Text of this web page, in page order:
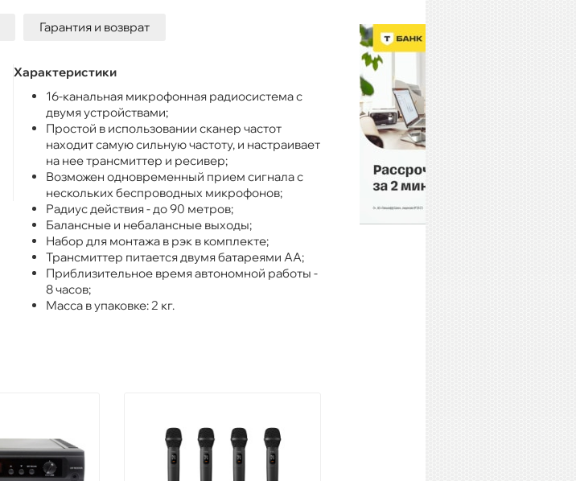
Гарантия и возврат
Характеристики
16-канальная микрофонная радиосистема с
двумя устройствами;
Простой в использовании сканер частот
находит самую сильную частоту, и настраивает
на нее трансмиттер и ресивер;
Возможен одновременный прием сигнала с
нескольких беспроводных микрофонов;
Радиус действия - до 90 метров;
Балансные и небалансные выходы;
Набор для монтажа в рэк в комплекте;
Трансмиттер питается двумя батареями АА;
Приблизительное время автономной работы -
8 часов;
Масса в упаковке: 2 кг.